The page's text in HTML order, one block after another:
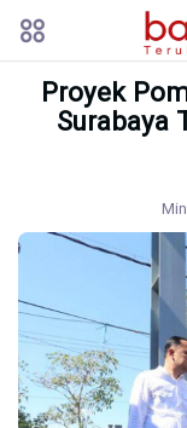
Proyek
Surabaya